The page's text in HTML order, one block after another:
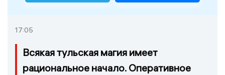
17:05
Всякая тульская магия имеет
рациональное начало. Оперативное